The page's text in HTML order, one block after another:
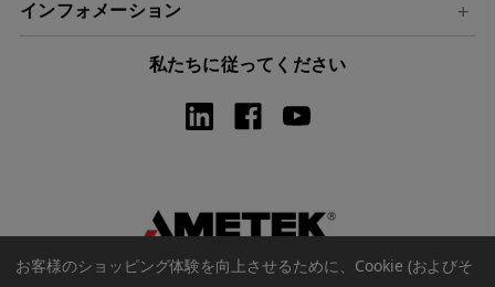
インフォメーション
私たちに従ってください
お客様のショッピング体験を向上させるために、Cookie (およびそ